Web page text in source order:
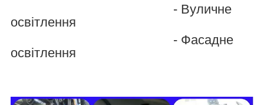
- Вуличне
освітлення
- Фасадне
освітлення